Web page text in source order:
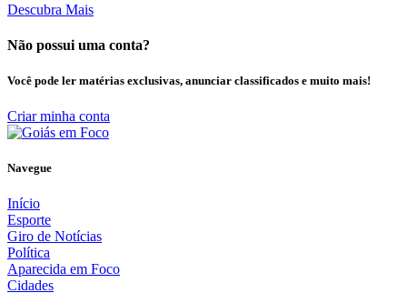
Descubra Mais
Não possui uma conta?
Você pode ler matérias exclusivas, anunciar classificados e muito mais!
Criar minha conta
Navegue
Início
Esporte
Giro de Notícias
Política
Aparecida em Foco
Cidades